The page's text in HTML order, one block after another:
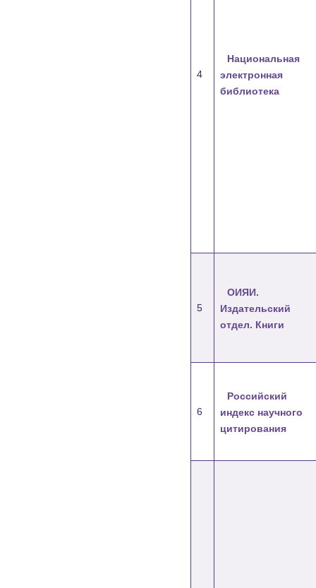
4
Национальная
электронная
библиотека
5
ОИЯИ.
Издательский
отдел. Книги
6
Российский
индекс научного
цитирования